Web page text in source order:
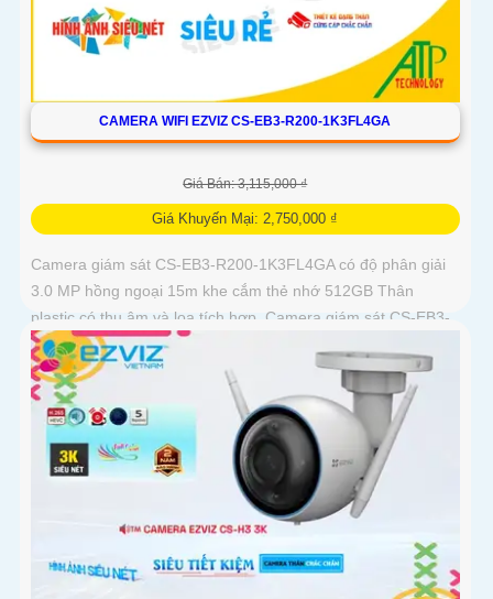
CAMERA WIFI EZVIZ CS-EB3-R200-1K3FL4GA
Giá Bán: 3,115,000 ₫
Giá Khuyến Mại: 2,750,000 ₫
Camera giám sát CS-EB3-R200-1K3FL4GA có độ phân giải
3.0 MP hồng ngoại 15m khe cắm thẻ nhớ 512GB Thân
plastic có thu âm và loa tích hợp. Camera giám sát CS-EB3-
R200-1K3FL4GA là...